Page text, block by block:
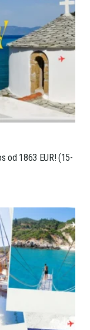
od 1863 EUR! (15-